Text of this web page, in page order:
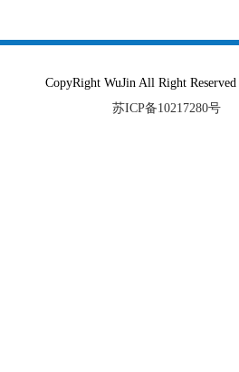
CopyRight WuJin All Right
苏ICP备10217280号